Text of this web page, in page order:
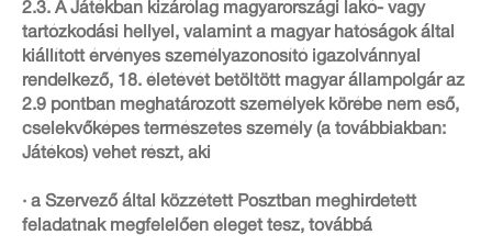
2.3. A Játékban kizárólag magyarországi lakó- vagy
tartózkodási hellyel, valamint a magyar hatóságok által
kiállított érvényes személyazonosító igazolvánnyal
rendelkező, 18. életévét betöltött magyar állampolgár az
2.9 pontban meghatározott személyek körébe nem eső,
cselekvőképes természetes személy (a továbbiakban:
Játékos) vehet részt, aki
· a Szervező által közzétett Posztban meghirdetett
feladatnak megfelelően eleget tesz, továbbá